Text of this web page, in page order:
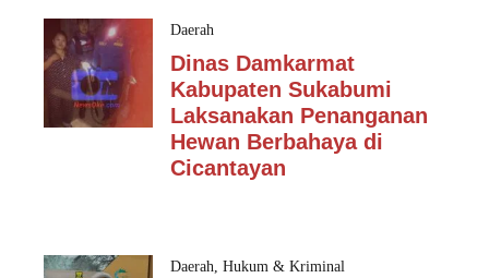
Daerah
Dinas Damkarmat
Kabupaten Sukabumi
Laksanakan Penanganan
Hewan Berbahaya di
Cicantayan
Daerah, Hukum & Kriminal